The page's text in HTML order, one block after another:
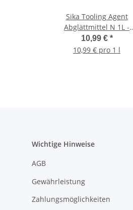
Sika Tooling Agent
Abglättmittel N 1L -
glättet frische Sikaflex-
Oberflächen
10,99 € *
10,99 € pro 1 l
Wichtige Hinweise
AGB
Gewährleistung
Zahlungsmöglichkeiten